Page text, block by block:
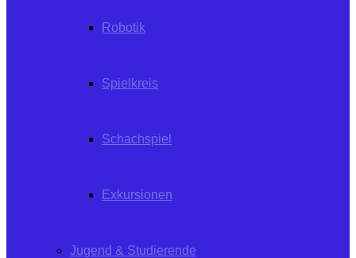
Robotik
Spielkreis
Schachspiel
Exkursionen
Jugend & Studierende